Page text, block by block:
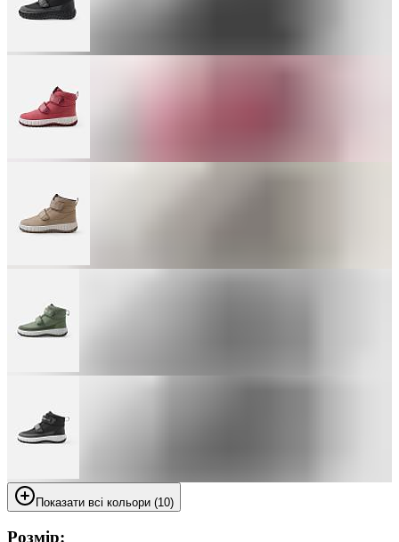
Показати всі кольори (10)
Розмір: